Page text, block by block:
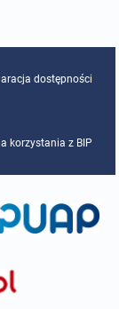
dostępności
korzystania z BIP